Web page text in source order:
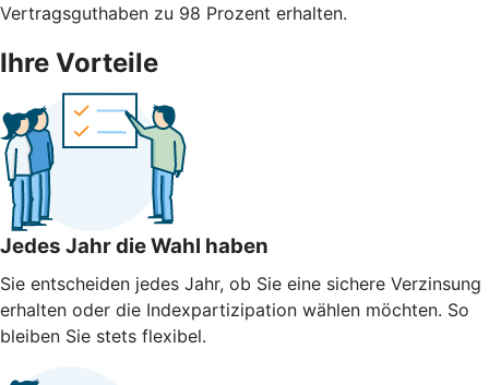
Vertragsguthaben zu 98 Prozent erhalten.
Ihre Vorteile
Jedes Jahr die Wahl haben
Sie entscheiden jedes Jahr, ob Sie eine sichere Verzinsung
erhalten oder die Indexpartizipation wählen möchten. So
bleiben Sie stets flexibel.